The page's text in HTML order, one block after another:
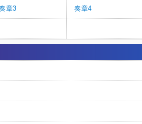
章3 奏章4